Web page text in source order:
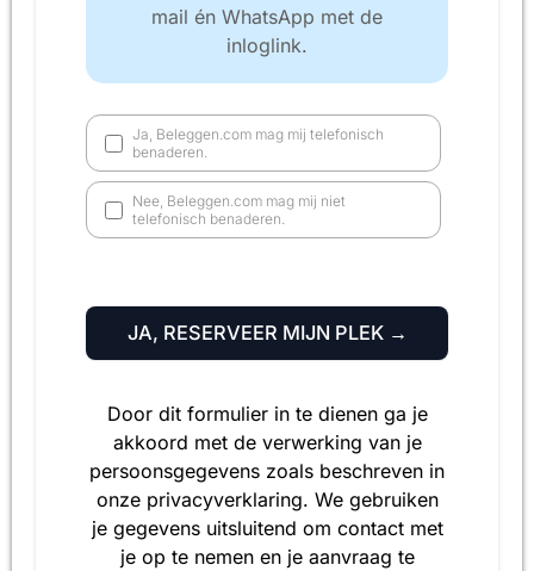
mail én WhatsApp met de
inloglink.
Ja, Beleggen.com mag mij telefonisch
benaderen.
Nee, Beleggen.com mag mij niet
telefonisch benaderen.
JA, RESERVEER MIJN PLEK →
Door dit formulier in te dienen ga je
akkoord met de verwerking van je
persoonsgegevens zoals beschreven in
onze privacyverklaring. We gebruiken
je gegevens uitsluitend om contact met
je op te nemen en je aanvraag te